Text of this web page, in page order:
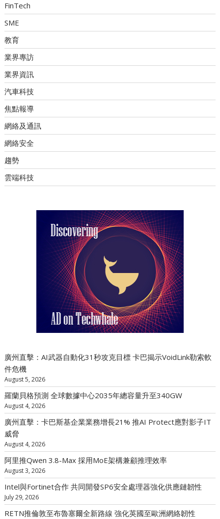
FinTech
SME
教育
業界專訪
業界資訊
汽車科技
焦點報導
網絡及通訊
網絡安全
趨勢
雲端科技
廣州直擊：AI武器自動化31秒攻克目標 卡巴揭示VoidLink勒索軟
件危機
August 5, 2026
羅蘭貝格預測 全球數據中心2035年總容量升至340GW
August 4, 2026
廣州直擊：卡巴斯基企業業務增長21% 推AI Protect應對影子IT
威脅
August 4, 2026
阿里推Qwen 3.8-Max 採用MoE架構兼顧推理效率
August 3, 2026
Intel與Fortinet合作 共同開發SP6安全處理器強化供應鏈韌性
July 29, 2026
RETN推倫敦至布魯塞爾全新路線 強化英國至歐洲網絡韌性